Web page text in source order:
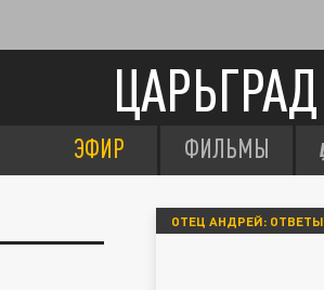
ЦАРЬГРАД
ЭФИР ФИЛЬМЫ
ОТЕЦ АНДРЕЙ: ОТВЕТЫ